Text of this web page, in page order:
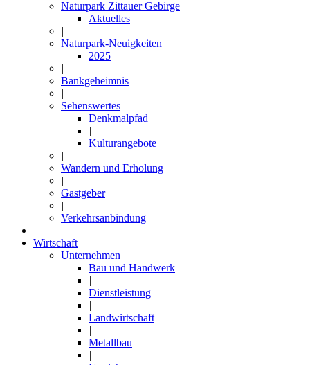
Naturpark Zittauer Gebirge
Aktuelles
|
Naturpark-Neuigkeiten
2025
|
Bankgeheimnis
|
Sehenswertes
Denkmalpfad
|
Kulturangebote
|
Wandern und Erholung
|
Gastgeber
|
Verkehrsanbindung
|
Wirtschaft
Unternehmen
Bau und Handwerk
|
Dienstleistung
|
Landwirtschaft
|
Metallbau
|